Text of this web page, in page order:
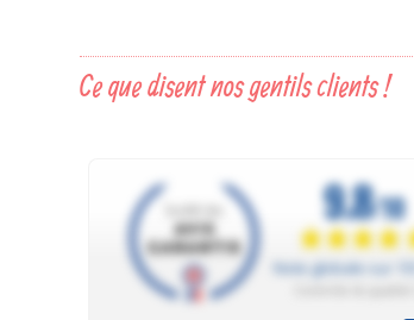
Ce que disent nos gentils clients !